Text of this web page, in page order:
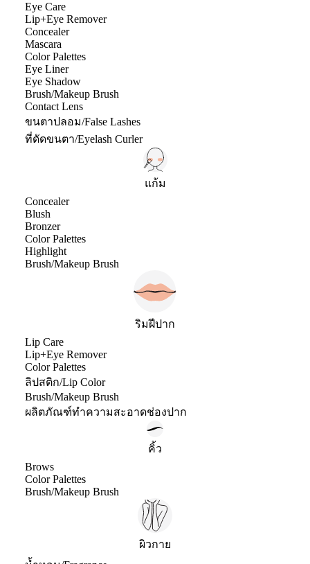
Eye Care
Lip+Eye Remover
Concealer
Mascara
Color Palettes
Eye Liner
Eye Shadow
Brush/Makeup Brush
Contact Lens
ขนตาปลอม/False Lashes
ที่ดัดขนตา/Eyelash Curler
แก้ม
Concealer
Blush
Bronzer
Color Palettes
Highlight
Brush/Makeup Brush
ริมฝีปาก
Lip Care
Lip+Eye Remover
Color Palettes
ลิปสติก/Lip Color
Brush/Makeup Brush
ผลิตภัณฑ์ทำความสะอาดช่องปาก
คิ้ว
Brows
Color Palettes
Brush/Makeup Brush
ผิวกาย